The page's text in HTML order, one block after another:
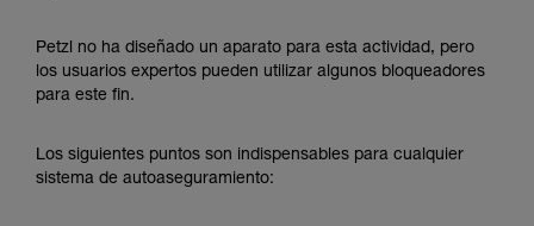
Petzl no ha diseñado un aparato para esta actividad, pero
los usuarios expertos pueden utilizar algunos bloqueadores
para este fin.
Los siguientes puntos son indispensables para cualquier
sistema de autoaseguramiento: